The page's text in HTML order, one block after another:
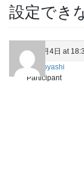
設定でき
2017年7月4日 at
mamemoyashi
Participant